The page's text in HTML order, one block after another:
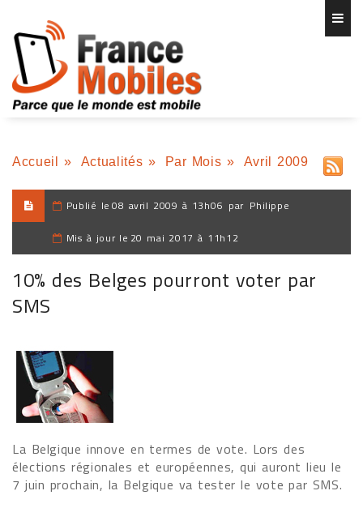
Accueil » Actualités » Par Mois » Avril 2009
Publié le 08 avril 2009 à 13h06 par Philippe
Mis à jour le 20 mai 2017 à 11h12
10% des Belges pourront voter par
SMS
La Belgique innove en termes de vote. Lors des
élections régionales et européennes, qui auront lieu le
7 juin prochain, la Belgique va tester le vote par SMS.